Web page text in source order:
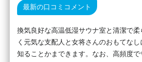
最新の口コミコメント
換気良好な高温低湿サウナ室と清潔で柔
く元気な支配人と女将さんのおもてな
知ることかまできます。なお、高頻度